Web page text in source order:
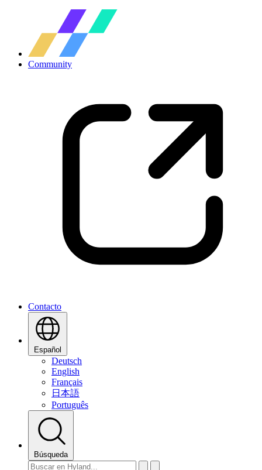
Community
Contacto
Español
Deutsch
English
Français
日本語
Português
Búsqueda